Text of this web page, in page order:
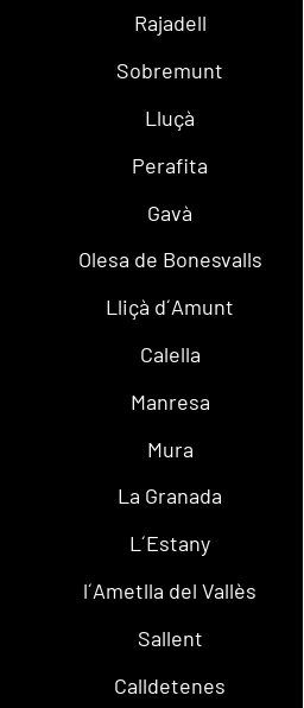
Rajadell
Sobremunt
Lluçà
Perafita
Gavà
Olesa de Bonesvalls
Lliçà d´Amunt
Calella
Manresa
Mura
La Granada
L´Estany
l´Ametlla del Vallès
Sallent
Calldetenes